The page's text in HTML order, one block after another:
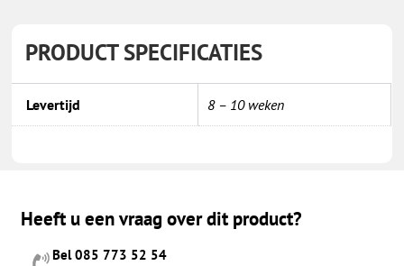
PRODUCT SPECIFICATIES
Levertijd 8 – 10 weken
Heeft u een vraag over dit product?
Bel 085 773 52 54